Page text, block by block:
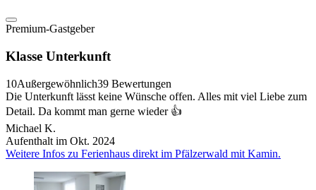
Premium-Gastgeber
Klasse Unterkunft
10Außergewöhnlich39 Bewertungen
Die Unterkunft lässt keine Wünsche offen. Alles mit viel Liebe zum
Detail. Da kommt man gerne wieder 👍
Michael K.
Aufenthalt im Okt. 2024
Weitere Infos zu Ferienhaus direkt im Pfälzerwald mit Kamin.